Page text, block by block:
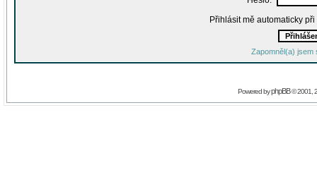
Přihlásit mě automaticky
Zapomněl(a) jsem
Powered byphpBB© 2001,